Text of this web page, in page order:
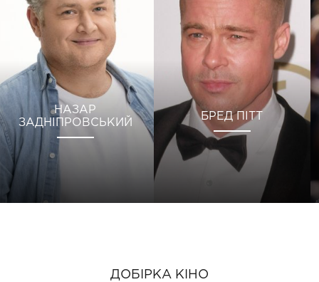
НАЗАР
ЗАДНІПРОВСЬКИЙ
БРЕД ПІТТ
ДОБІРКА КІНО